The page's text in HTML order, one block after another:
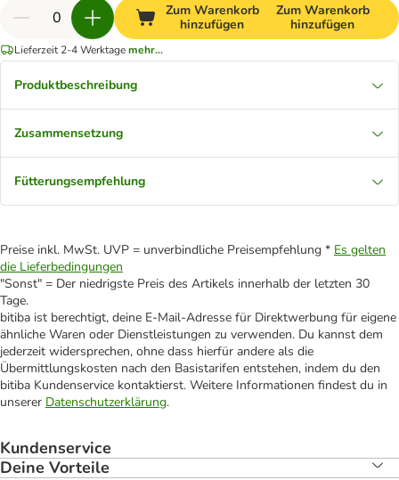
Zum Warenkorb
hinzufügen
Zum Warenkorb
hinzufügen
Lieferzeit 2-4 Werktagemehr...
Produktbeschreibung
Zusammensetzung
Fütterungsempfehlung
Preise inkl. MwSt. UVP = unverbindliche Preisempfehlung * Es gelten
die Lieferbedingungen
"Sonst" = Der niedrigste Preis des Artikels innerhalb der letzten 30
Tage.
bitiba ist berechtigt, deine E-Mail-Adresse für Direktwerbung für eigene
ähnliche Waren oder Dienstleistungen zu verwenden. Du kannst dem
jederzeit widersprechen, ohne dass hierfür andere als die
Übermittlungskosten nach den Basistarifen entstehen, indem du den
bitiba Kundenservice kontaktierst. Weitere Informationen findest du in
unserer Datenschutzerklärung.
Kundenservice
Deine Vorteile